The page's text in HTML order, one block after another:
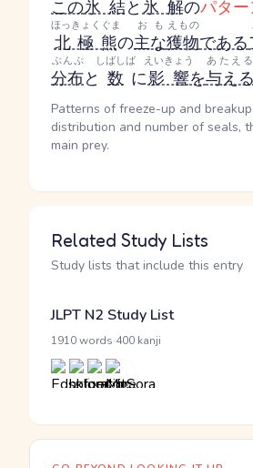
この氷結と氷解のパター
北極熊
ほっきょくぐま
の主な
おも
獲物
えもの
である
分布
ぶんぷ
と 数
しばしば
に影響
えいきょう
を与え
あたえる
Patterns of freeze-up and
distribution and number of seals,
main prey.
Related Study Lists
Study lists that include this entry
JLPT N2 Study List
1910 words 400 kanji